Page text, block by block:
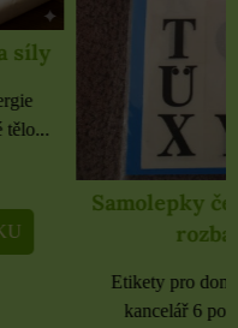
Samolepky černé
rozbaleno
Etikety pro
kancelář 6 použitých